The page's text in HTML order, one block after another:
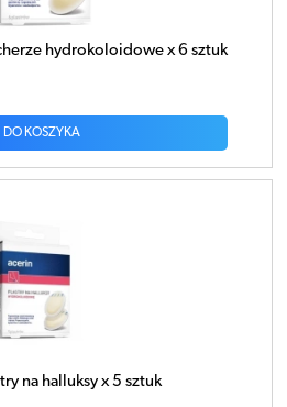
hydrokoloidowe x 6 sztuk
DO KOSZYKA
na halluksy x 5 sztuk